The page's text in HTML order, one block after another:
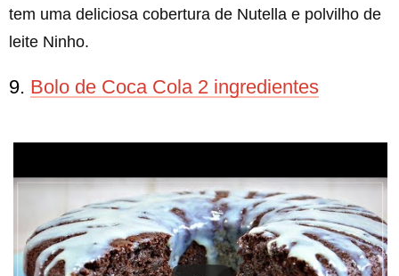
tem uma deliciosa cobertura de Nutella e polvilho de
leite Ninho.
9. Bolo de Coca Cola 2 ingredientes